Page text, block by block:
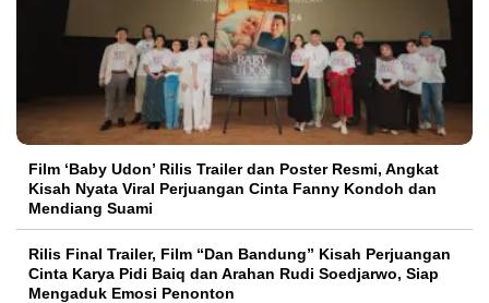
Film ‘Baby Udon’ Rilis Trailer dan Poster Resmi, Angkat
Kisah Nyata Viral Perjuangan Cinta Fanny Kondoh dan
Mendiang Suami
Rilis Final Trailer, Film “Dan Bandung” Kisah Perjuangan
Cinta Karya Pidi Baiq dan Arahan Rudi Soedjarwo, Siap
Mengaduk Emosi Penonton